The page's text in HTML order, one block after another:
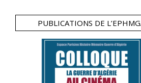
PUBLICATIONS DE